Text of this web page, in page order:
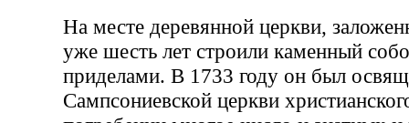
На месте деревянной церкви,
уже шесть лет строили каменный
приделами. В 1733 году он был
Сампсониевской церкви